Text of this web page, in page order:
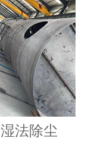
湿法除尘